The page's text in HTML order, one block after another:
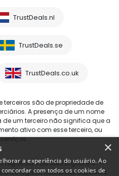
TrustDeals.nl
TrustDeals.se
TrustDeals.co.uk
são de propriedade de
A presença de um nome
um terceiro não significa que a
ativo com esse terceiro, ou
registrada da AMS Digital B.V. -
de registro comercial 80264174
×
a experiência do usuário. Ao
com todos os cookies de